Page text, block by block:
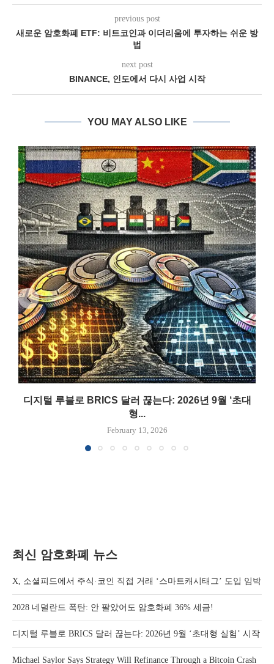
previous post
새로운 암호화폐 ETF: 비트코인과 이더리움에 투자하는 쉬운 방
법
next post
BINANCE, 인도에서 다시 사업 시작
YOU MAY ALSO LIKE
디지털 루블로 BRICS 달러 끊는다: 2026년 9월 ‘초대
형...
February 13, 2026
최신 암호화폐 뉴스
X, 소셜피드에서 주식·코인 직접 거래 ‘스마트캐시태그’ 도입 임박
2028 네덜란드 폭탄: 안 팔았어도 암호화폐 36% 세금!
디지털 루블로 BRICS 달러 끊는다: 2026년 9월 ‘초대형 실험’ 시작
Michael Saylor Says Strategy Will Refinance Through a Bitcoin Crash